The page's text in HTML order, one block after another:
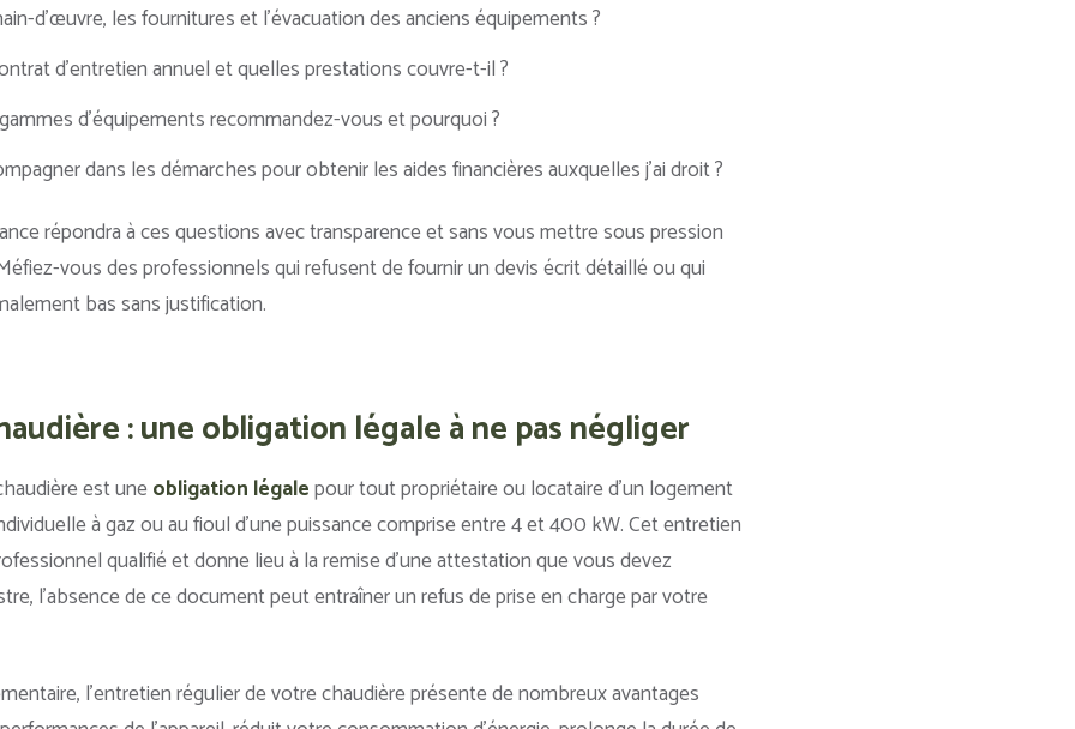
d’œuvre, les fournitures et l’évacuation des anciens équipements ?
d’entretien annuel et quelles prestations couvre-t-il ?
d’équipements recommandez-vous et pourquoi ?
dans les démarches pour obtenir les aides financières auxquelles j’ai droit ?
répondra à ces questions avec transparence et sans vous mettre sous pression
vous des professionnels qui refusent de fournir un devis écrit détaillé ou qui
bas sans justification.
: une obligation légale à ne pas négliger
est uneobligation légalepour tout propriétaire ou locataire d’un logement
à gaz ou au fioul d’une puissance comprise entre 4 et 400 kW. Cet entretien
qualifié et donne lieu à la remise d’une attestation que vous devez
l’absence de ce document peut entraîner un refus de prise en charge par votre
l’entretien régulier de votre chaudière présente de nombreux avantages